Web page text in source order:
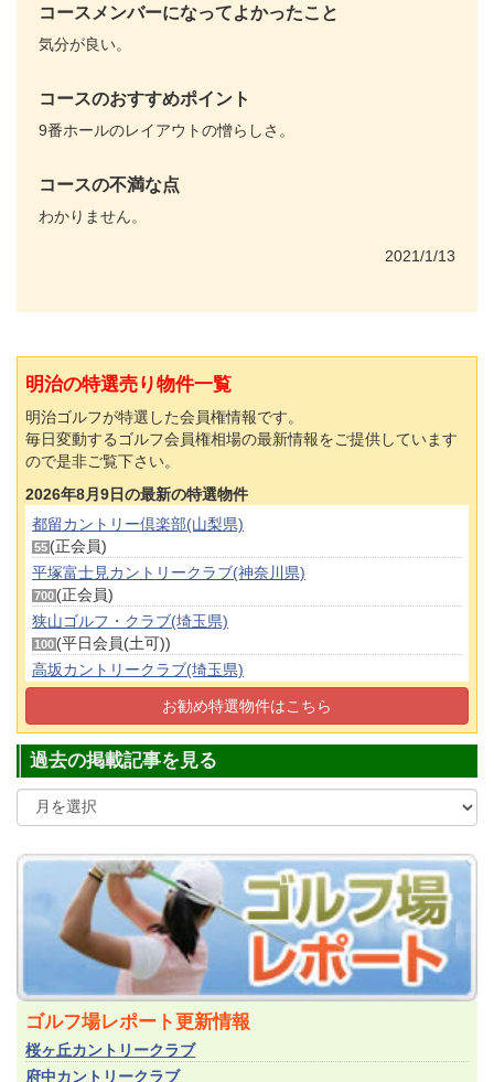
コースメンバーになってよかったこと
気分が良い。
コースのおすすめポイント
9番ホールのレイアウトの憎らしさ。
コースの不満な点
わかりません。
2021/1/13
明治の特選売り物件一覧
明治ゴルフが特選した会員権情報です。
毎日変動するゴルフ会員権相場の最新情報をご提供しています
ので是非ご覧下さい。
2026年8月9日の最新の特選物件
都留カントリー倶楽部(山梨県)
55 (正会員)
平塚富士見カントリークラブ(神奈川県)
700 (正会員)
狭山ゴルフ・クラブ(埼玉県)
100 (平日会員(土可))
高坂カントリークラブ(埼玉県)
(正会員)
東松山カントリークラブ(埼玉県)
お勧め特選物件はこちら
過去の掲載記事を見る
ゴルフ場レポート更新情報
桜ヶ丘カントリークラブ
府中カントリークラブ